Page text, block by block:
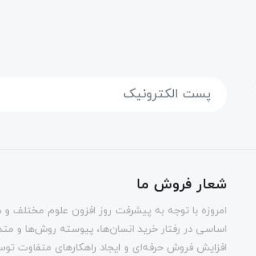
شعار فروش ما
امروزه با توجه به پیشرفت روز افزون علوم مختلف
اساسی در رفتار خرید انسان‌ها، پیوسته روش‌ها و
افزایش فروش حرفه‌ای و ایجاد راهکارهای متفاوت